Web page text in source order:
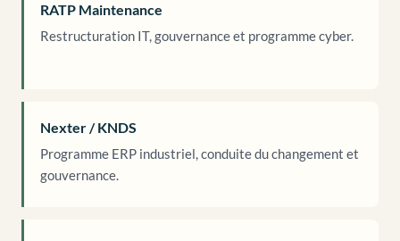
RATP Maintenance
Restructuration IT, gouvernance et programme cyber.
Nexter / KNDS
Programme ERP industriel, conduite du changement et
gouvernance.